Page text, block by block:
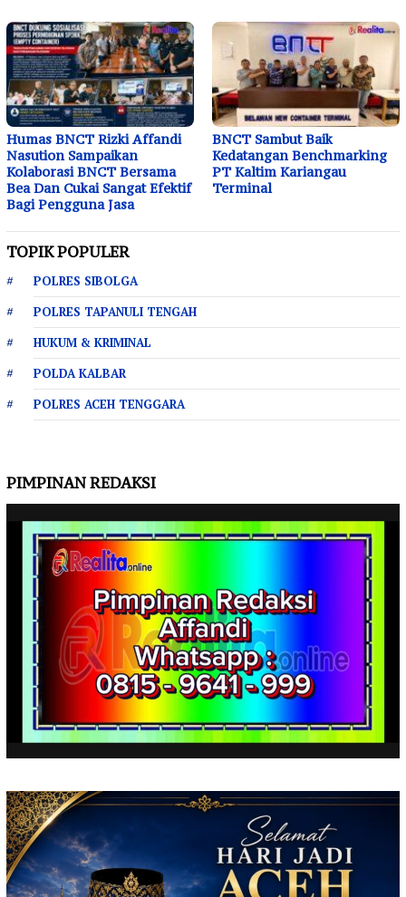
Humas BNCT Rizki Affandi
Nasution Sampaikan
Kolaborasi BNCT Bersama
Bea Dan Cukai Sangat Efektif
Bagi Pengguna Jasa
BNCT Sambut Baik
Kedatangan Benchmarking
PT Kaltim Kariangau
Terminal
TOPIK POPULER
POLRES SIBOLGA
POLRES TAPANULI TENGAH
HUKUM & KRIMINAL
POLDA KALBAR
POLRES ACEH TENGGARA
PIMPINAN REDAKSI